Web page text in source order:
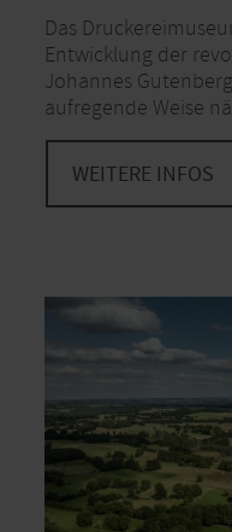
Das
Entwicklung der
Johannes
aufregende Weise
WEITERE INFOS